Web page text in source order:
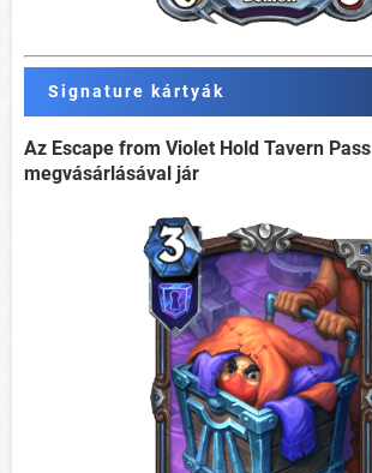
Signature kártyák
Az Escape from Violet Hold Tavern Pass
megvásárlásával jár